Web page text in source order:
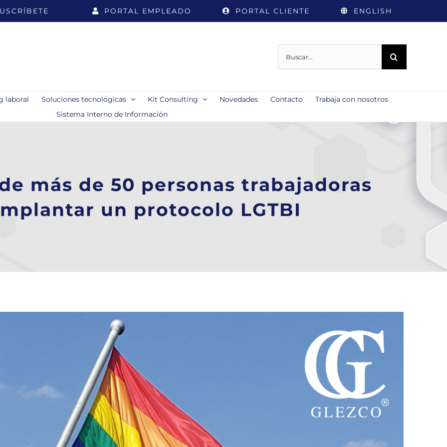
PORTAL EMPLEADO PORTAL CLIENTE ENGLISH
laboral Soluciones tecnológicas Kit Consulting Novedades Contacto
Trabaja con nosotros
Sistema Interno de Información
más de 50 personas trabajadoras
un protocolo LGTBI